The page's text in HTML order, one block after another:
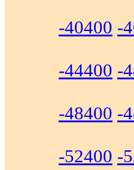
-40400 -
-44400 -
-48400 -
-52400 -